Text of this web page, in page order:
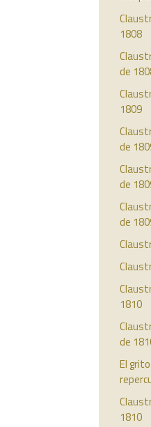
1808
de
1809
de
de
de
1810
de
El
1810